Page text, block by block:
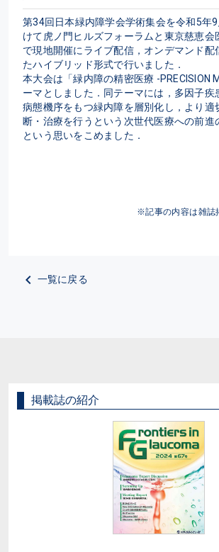
第34回日本緑内障学会学術集会を令和5年
けて虎ノ門ヒルズフォーラムと東京慈恵会
で現地開催にライブ配信，オンデマンド配
たハイブリッド形式で行いました．
本大会は「緑内障の精密医療 -PRECISION
ーマとしました．同テーマには，多因子疾
病態機序をもつ緑内障を層別化し，より適
断・治療を行うという次世代医療への前進
という思いをこめました．
※記事の内容は雑誌
一覧に戻る
掲載誌の紹介